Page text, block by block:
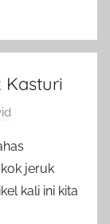
Kasturi
jeruk
kali ini kita